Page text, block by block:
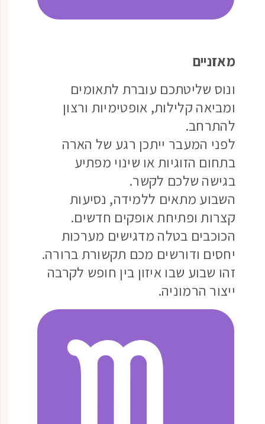
מאזניים
ונוס שליטתכם עוברת לתאומים
ומביאה קלילות, אופטימיות ורצון
להתרחב.
לפני המעבר ייתכן רגע של הארה
בתחום הזוגיות או שינוי מפתיע
בגישה שלכם לקשר.
השבוע מתאים ללמידה, נסיעות
קצרות ופתיחת אופקים חדשים.
הכוכבים בטלה מדגישים מערכות
יחסים ודורשים מכם תקשורת ברורה.
זהו שבוע שבו איזון בין חופש לקרבה
ייצור הרמוניה.